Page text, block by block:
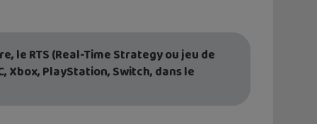
le RTS (Real-Time Strategy ou jeu de
Xbox, PlayStation, Switch, dans le